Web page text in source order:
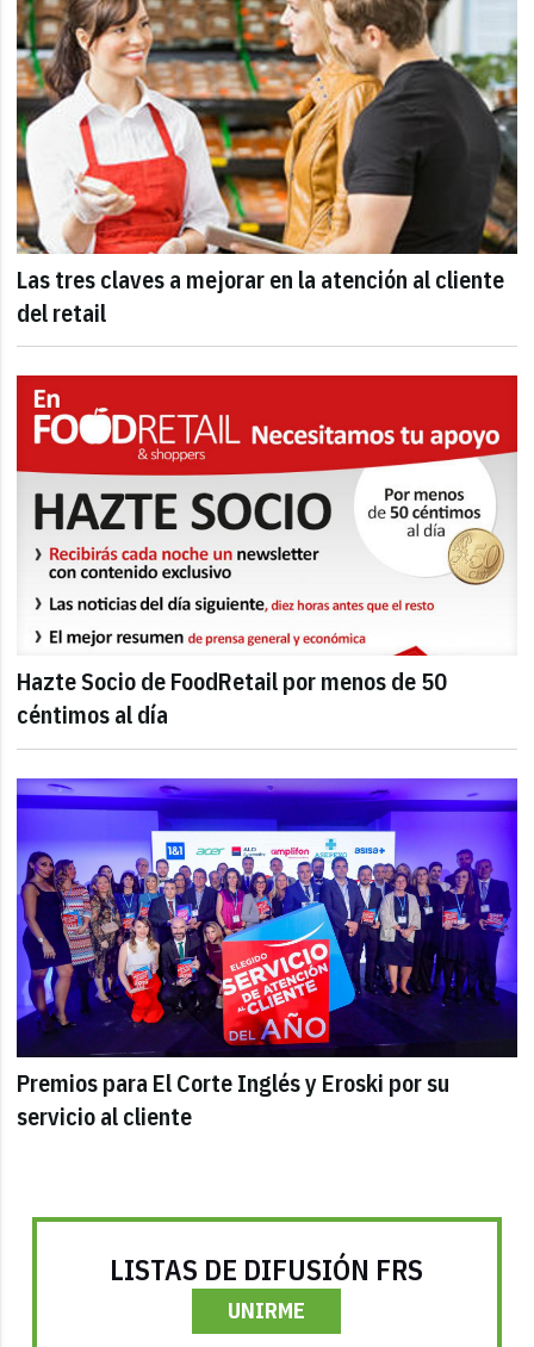
Las tres claves a mejorar en la atención al cliente
del retail
Hazte Socio de FoodRetail por menos de 50
céntimos al día
Premios para El Corte Inglés y Eroski por su
servicio al cliente
LISTAS DE DIFUSIÓN FRS
UNIRME